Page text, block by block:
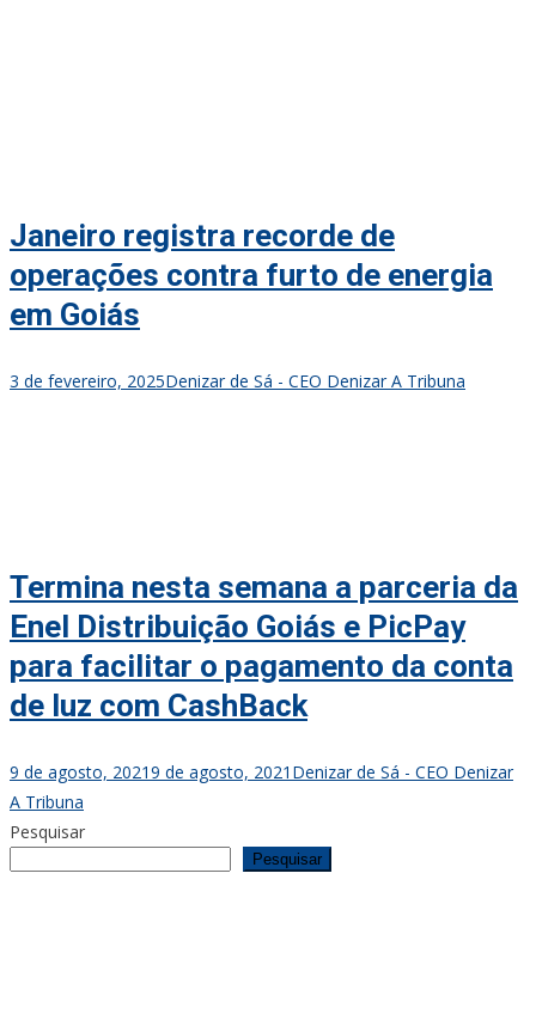
Janeiro registra recorde de
operações contra furto de energia
em Goiás
3 de fevereiro, 2025Denizar de Sá - CEO Denizar A Tribuna
Termina nesta semana a parceria da
Enel Distribuição Goiás e PicPay
para facilitar o pagamento da conta
de luz com CashBack
9 de agosto, 20219 de agosto, 2021 Denizar de Sá - CEO Denizar
A Tribuna
Pesquisar
Pesquisar